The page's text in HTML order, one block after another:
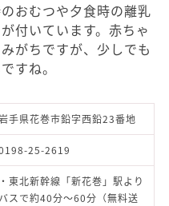
おむつや夕食時の離乳
付いています。赤ちゃ
がちですが、少しでも
すね。
手県花巻市鉛字西鉛23番地
25-2619
・東北新幹線「新花巻」駅より
バスで約40分～60分（無料送